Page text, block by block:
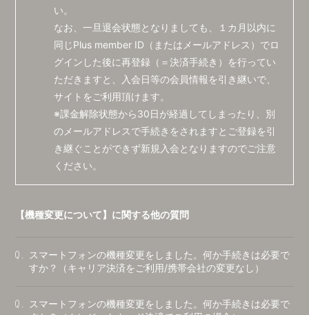
い。
なお、一旦退会状態となりましても、１カ月以内に
同じPlus member ID（またはメールアドレス）でロ
グインした後に再登録（＝決済手続き）を行ってい
ただきますと、入会日等の会員情報を引き継いで、
サイトをご利用頂けます。
※課金解除状態から30日が経過してしまったり、別
のメールアドレスで手続きをされますとご登録を引
き継ぐことができず新規入会となりますのでご注意
ください。
【機種変更について】に関する他の質問
Q.
スマートフォンの機種変更をしました。何か手続きは必要で
すか？（キャリア決済をご利用/携帯会社の変更なし）
Q.
スマートフォンの機種変更をしました。何か手続きは必要で